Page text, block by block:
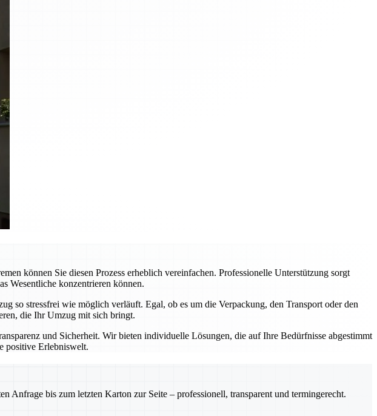
können Sie diesen Prozess erheblich vereinfachen. Professionelle Unterstützung sorgt
Wesentliche konzentrieren können.
so stressfrei wie möglich verläuft. Egal, ob es um die Verpackung, den Transport oder den
die Ihr Umzug mit sich bringt.
und Sicherheit. Wir bieten individuelle Lösungen, die auf Ihre Bedürfnisse abgestimmt
positive Erlebniswelt.
Anfrage bis zum letzten Karton zur Seite – professionell, transparent und termingerecht.